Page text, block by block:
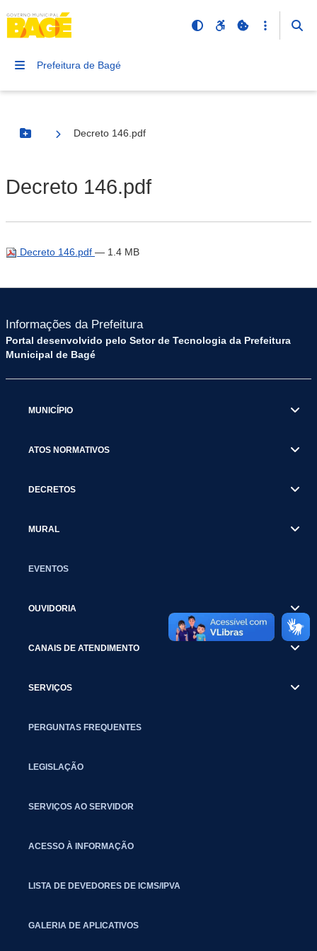
Prefeitura de Bagé
Botão Menu
Decreto 146.pdf
Decreto 146.pdf
Decreto 146.pdf — 1.4 MB
Informações da Prefeitura
Portal desenvolvido pelo Setor de Tecnologia da Prefeitura
Municipal de Bagé
MUNICÍPIO
ATOS NORMATIVOS
DECRETOS
MURAL
EVENTOS
OUVIDORIA
CANAIS DE ATENDIMENTO
SERVIÇOS
PERGUNTAS FREQUENTES
LEGISLAÇÃO
SERVIÇOS AO SERVIDOR
ACESSO À INFORMAÇÃO
LISTA DE DEVEDORES DE ICMS/IPVA
GALERIA DE APLICATIVOS